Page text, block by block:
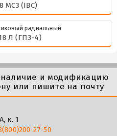
MC3 (IBC)
радиальный
Л (ГПЗ-4)
наличие и модификацию
или пишите на почту
к. 1
27-50